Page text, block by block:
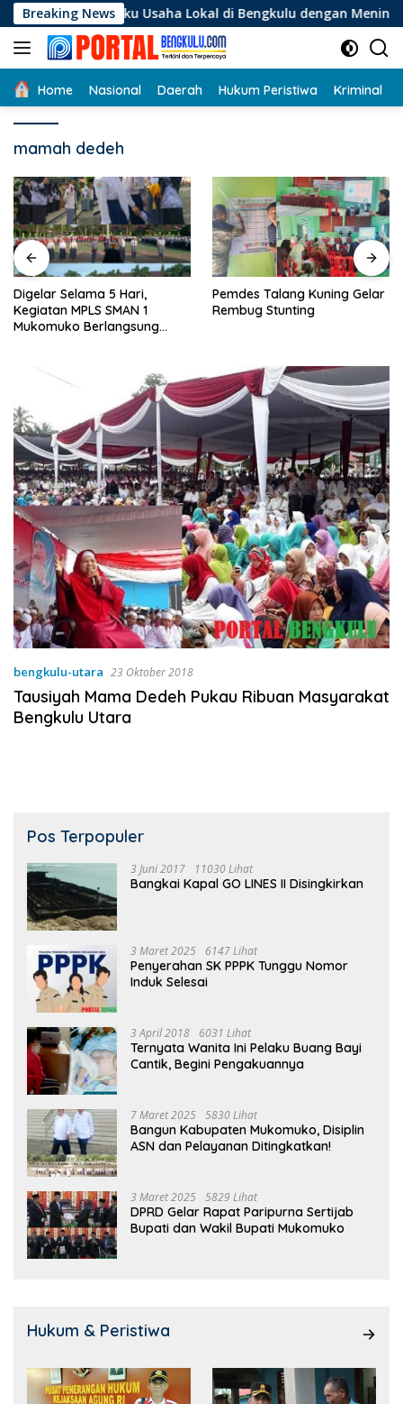
Langsung
ke
konten
Breaking News
Pelaku Usaha Lokal di Bengkulu dengan Meningkatkan
Home Nasional Daerah Hukum Peristiwa Kriminal
mamah dedeh
Digelar Selama 5 Hari,
Kegiatan MPLS SMAN 1
Mukomuko Berlangsung
Pemdes Talang Kuning Gelar
Rembug Stunting
bengkulu-utara 23 Oktober 2018
Tausiyah Mama Dedeh Pukau Ribuan Masyarakat
Bengkulu Utara
Pos Terpopuler
3 Juni 2017 11030 Lihat
Bangkai Kapal GO LINES II Disingkirkan
3 Maret 2025 6147 Lihat
Penyerahan SK PPPK Tunggu Nomor
Induk Selesai
3 April 2018 6031 Lihat
Ternyata Wanita Ini Pelaku Buang Bayi
Cantik, Begini Pengakuannya
7 Maret 2025 5830 Lihat
Bangun Kabupaten Mukomuko, Disiplin
ASN dan Pelayanan Ditingkatkan!
3 Maret 2025 5829 Lihat
DPRD Gelar Rapat Paripurna Sertijab
Bupati dan Wakil Bupati Mukomuko
Hukum & Peristiwa